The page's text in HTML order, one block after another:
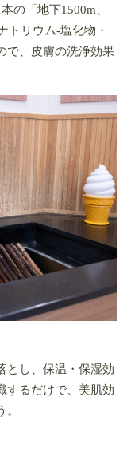
の「地下1500m、
リウム‐塩化物・
で、皮膚の洗浄効果
とし、保温・保湿効
するだけで、美肌効